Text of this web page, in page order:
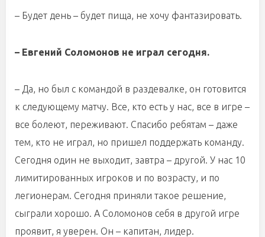
– Будет день – будет пища, не хочу фантазировать.
– Евгений Соломонов не играл сегодня.
– Да, но был с командой в раздевалке, он готовится
к следующему матчу. Все, кто есть у нас, все в игре –
все болеют, переживают. Спасибо ребятам – даже
тем, кто не играл, но пришел поддержать команду.
Сегодня один не выходит, завтра – другой. У нас 10
лимитированных игроков и по возрасту, и по
легионерам. Сегодня приняли такое решение,
сыграли хорошо. А Соломонов себя в другой игре
проявит, я уверен. Он – капитан, лидер.